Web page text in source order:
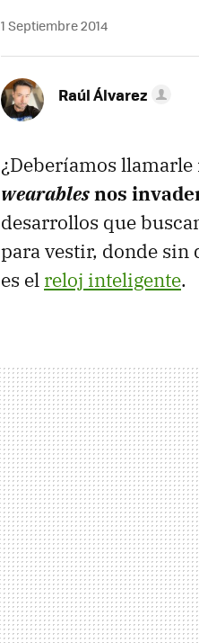
1 Septiembre 2014
Raúl Álvarez
¿Deberíamos llamarle
wearablesnos
desarrollos que
para vestir, donde sin
es el reloj inteligente.